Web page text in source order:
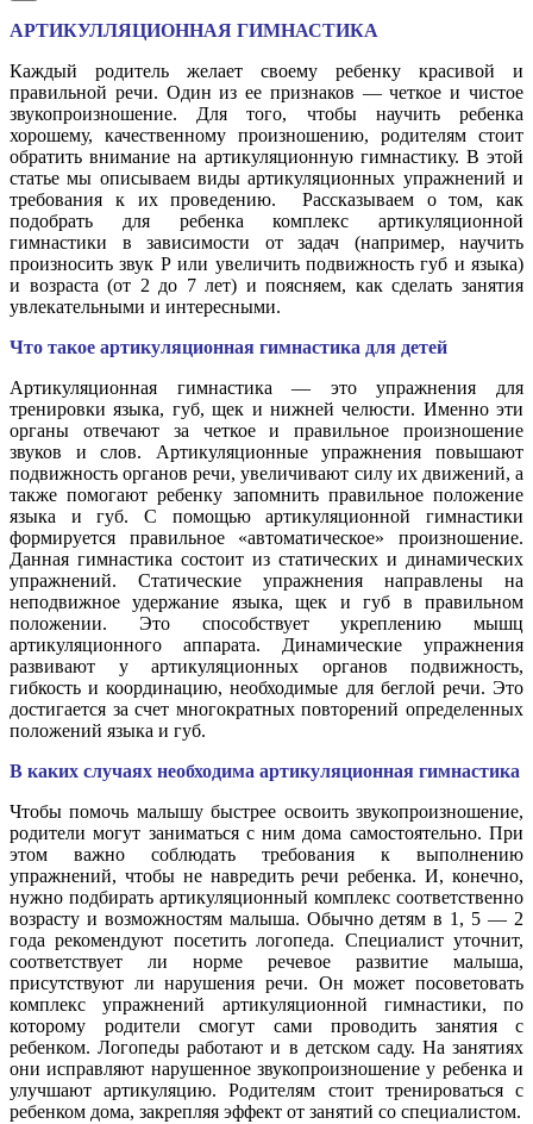
АРТИКУЛЛЯЦИОННАЯ ГИМНАСТИКА
Каждый родитель желает своему ребенку красивой и
правильной речи. Один из ее признаков — четкое и чистое
звукопроизношение. Для того, чтобы научить ребенка
хорошему, качественному произношению, родителям стоит
обратить внимание на артикуляционную гимнастику. В этой
статье мы описываем виды артикуляционных упражнений и
требования к их проведению. Рассказываем о том, как
подобрать для ребенка комплекс артикуляционной
гимнастики в зависимости от задач (например, научить
произносить звук Р или увеличить подвижность губ и языка)
и возраста (от 2 до 7 лет) и поясняем, как сделать занятия
увлекательными и интересными.
Что такое артикуляционная гимнастика для детей
Артикуляционная гимнастика — это упражнения для
тренировки языка, губ, щек и нижней челюсти. Именно эти
органы отвечают за четкое и правильное произношение
звуков и слов. Артикуляционные упражнения повышают
подвижность органов речи, увеличивают силу их движений, а
также помогают ребенку запомнить правильное положение
языка и губ. С помощью артикуляционной гимнастики
формируется правильное «автоматическое» произношение.
Данная гимнастика состоит из статических и динамических
упражнений. Статические упражнения направлены на
неподвижное удержание языка, щек и губ в правильном
положении. Это способствует укреплению мышц
артикуляционного аппарата. Динамические упражнения
развивают у артикуляционных органов подвижность,
гибкость и координацию, необходимые для беглой речи. Это
достигается за счет многократных повторений определенных
положений языка и губ.
В каких случаях необходима артикуляционная гимнастика
Чтобы помочь малышу быстрее освоить звукопроизношение,
родители могут заниматься с ним дома самостоятельно. При
этом важно соблюдать требования к выполнению
упражнений, чтобы не навредить речи ребенка. И, конечно,
нужно подбирать артикуляционный комплекс соответственно
возрасту и возможностям малыша. Обычно детям в 1, 5 — 2
года рекомендуют посетить логопеда. Специалист уточнит,
соответствует ли норме речевое развитие малыша,
присутствуют ли нарушения речи. Он может посоветовать
комплекс упражнений артикуляционной гимнастики, по
которому родители смогут сами проводить занятия с
ребенком. Логопеды работают и в детском саду. На занятиях
они исправляют нарушенное звукопроизношение у ребенка и
улучшают артикуляцию. Родителям стоит тренироваться с
ребенком дома, закрепляя эффект от занятий со специалистом.